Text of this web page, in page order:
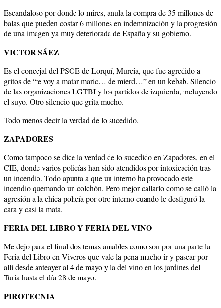
Escandaloso por donde lo mires, anula la compra de 35 millones de
balas que pueden costar 6 millones en indemnización y la progresión
de una imagen ya muy deteriorada de España y su gobierno.
VICTOR SÁEZ
Es el concejal del PSOE de Lorquí, Murcia, que fue agredido a
gritos de “te voy a matar maric… de mierd…” en un kebab. Silencio
de las organizaciones LGTBI y los partidos de izquierda, incluyendo
el suyo. Otro silencio que grita mucho.
Todo menos decir la verdad de lo sucedido.
ZAPADORES
Como tampoco se dice la verdad de lo sucedido en Zapadores, en el
CIE, donde varios policías han sido atendidos por intoxicación tras
un incendio. Todo apunta a que un interno ha provocado este
incendio quemando un colchón. Pero mejor callarlo como se calló la
agresión a la chica policía por otro interno cuando le desfiguró la
cara y casi la mata.
FERIA DEL LIBRO Y FERIA DEL VINO
Me dejo para el final dos temas amables como son por una parte la
Feria del Libro en Viveros que vale la pena mucho ir y pasear por
allí desde anteayer al 4 de mayo y la del vino en los jardines del
Turia hasta el día 28 de mayo.
PIROTECNIA